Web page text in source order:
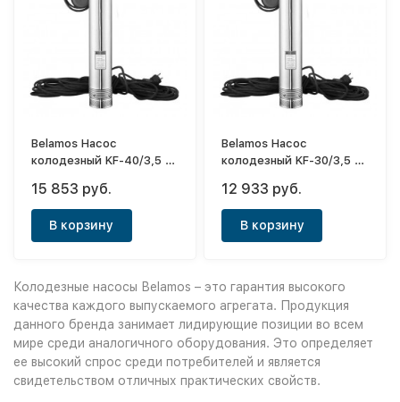
Belamos Насос
колодезный KF-40/3,5 с
15 853 руб.
В корзину
Belamos Насос
колодезный KF-30/3,5 с
12 933 руб.
В корзину
Колодезные насосы Вelamos – это гарантия высокого
качества каждого выпускаемого агрегата. Продукция
данного бренда занимает лидирующие позиции во всем
мире среди аналогичного оборудования. Это определяет
ее высокий спрос среди потребителей и является
свидетельством отличных практических свойств.